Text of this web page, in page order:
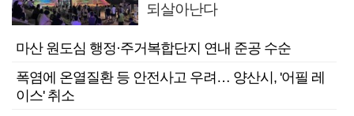
되살아난다
마산 원도심 행정·주거복합단지 연내 준공 수순
폭염에 온열질환 등 안전사고 우려… 양산시, '어필 레
이스' 취소